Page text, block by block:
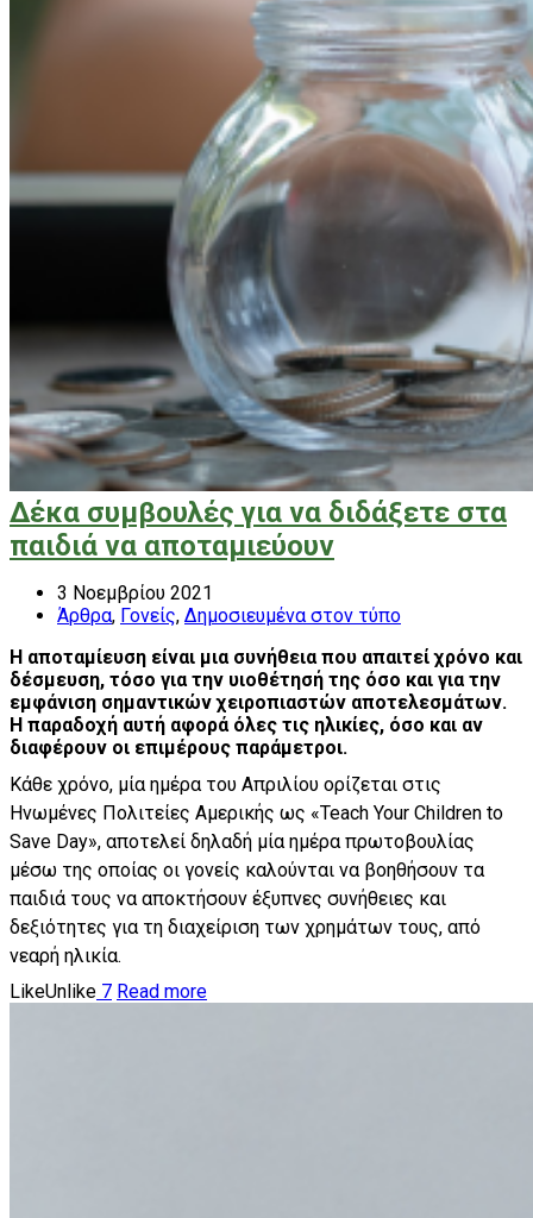
Δέκα συμβουλές για να διδάξετε στα
παιδιά να αποταμιεύουν
3 Νοεμβρίου 2021
Άρθρα, Γονείς, Δημοσιευμένα στον τύπο
Η αποταμίευση είναι μια συνήθεια που απαιτεί χρόνο και
δέσμευση, τόσο για την υιοθέτησή της όσο και για την
εμφάνιση σημαντικών χειροπιαστών αποτελεσμάτων.
Η παραδοχή αυτή αφορά όλες τις ηλικίες, όσο και αν
διαφέρουν οι επιμέρους παράμετροι.
Κάθε χρόνο, μία ημέρα του Απριλίου ορίζεται στις
Ηνωμένες Πολιτείες Αμερικής ως «Teach Your Children to
Save Day», αποτελεί δηλαδή μία ημέρα πρωτοβουλίας
μέσω της οποίας οι γονείς καλούνται να βοηθήσουν τα
παιδιά τους να αποκτήσουν έξυπνες συνήθειες και
δεξιότητες για τη διαχείριση των χρημάτων τους, από
νεαρή ηλικία.
LikeUnlike 7 Read more